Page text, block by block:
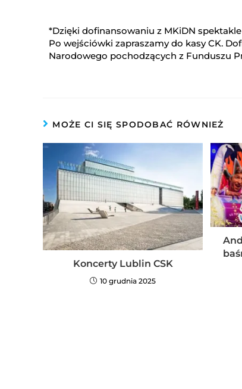
*Dzięki dofinansowaniu z MKiDN
Po wejściówki zapraszamy do kasy CK.
Narodowego pochodzących z Funduszu
MOŻE CI SIĘ SPODOBAĆ RÓWNIEŻ
Koncerty Lublin CSK
10 grudnia 2025